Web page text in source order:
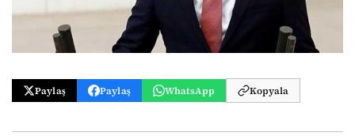
Paylaş Paylaş WhatsApp Kopyala